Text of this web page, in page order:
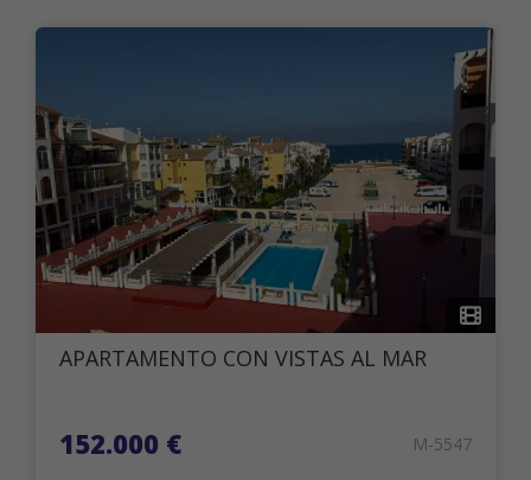
APARTAMENTO CON VISTAS AL MAR
152.000 € M-5547